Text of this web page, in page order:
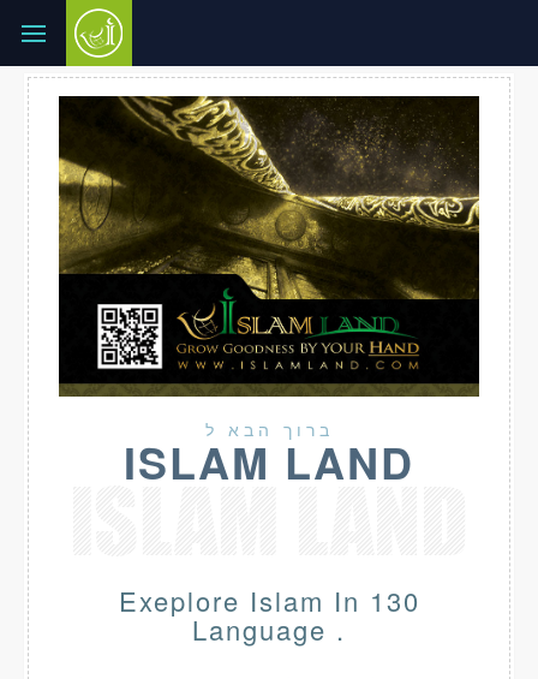
ברוך הבא ל
ISLAM LAND
Exeplore Islam In 130
Language .